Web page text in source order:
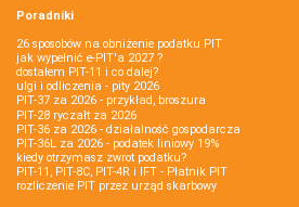
Poradniki
26 sposobów na obniżenie podatku PIT
jak wypełnić e-PIT'a 2027 ?
dostałem PIT-11 i co dalej?
ulgi i odliczenia - pity 2026
PIT-37 za 2026 - przykład, broszura
PIT-28 ryczałt za 2026
PIT-36 za 2026 - działalność gospodarcza
PIT-36L za 2026 - podatek liniowy 19%
kiedy otrzymasz zwrot podatku?
PIT-11, PIT-8C, PIT-4R i IFT - Płatnik PIT
rozliczenie PIT przez urząd skarbowy